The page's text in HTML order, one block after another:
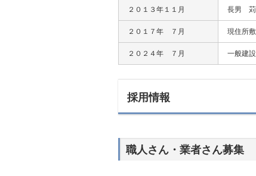
２０１３年１１月 長男 苅
２０１７年 ７月 現住所
２０２４年 ７月 一般建
採用情報
職人さん・業者さん募集